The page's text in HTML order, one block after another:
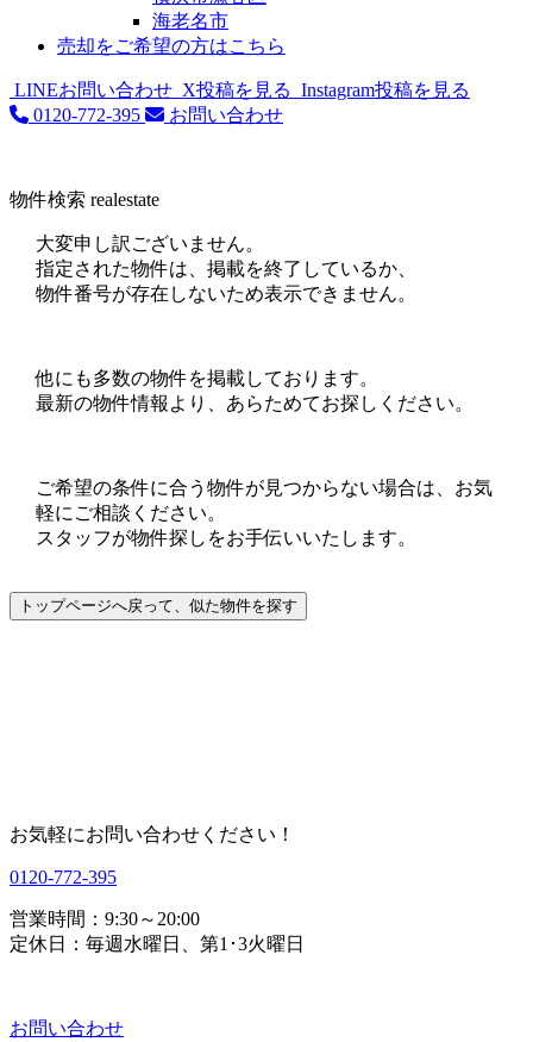
海老名市
売却をご希望の方はこちら
LINEお問い合わせ X投稿を見る Instagram投稿を見る
0120-772-395
お問い合わせ
物件検索 realestate
大変申し訳ございません。
指定された物件は、掲載を終了しているか、
物件番号が存在しないため表示できません。
他にも多数の物件を掲載しております。
最新の物件情報より、あらためてお探しください。
ご希望の条件に合う物件が見つからない場合は、お気
軽にご相談ください。
スタッフが物件探しをお手伝いいたします。
お気軽にお問い合わせください！
0120-772-395
営業時間：9:30～20:00
定休日：毎週水曜日、第1･3火曜日
お問い合わせ